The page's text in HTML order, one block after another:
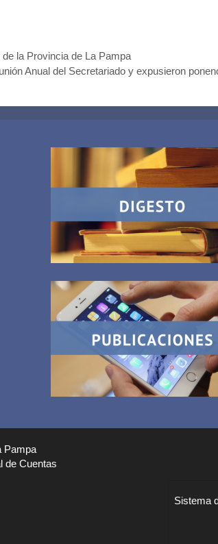
la Provincia de La Pampa
Anual del Secretariado y expusieron
Sistema
Cuentas